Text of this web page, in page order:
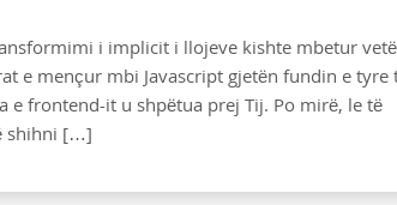
i implicit i llojeve kishte mbetur
e mençur mbi Javascript gjetën fundin e tyre
frontend-it u shpëtua prej Tij. Po mirë, le të
shihni […]